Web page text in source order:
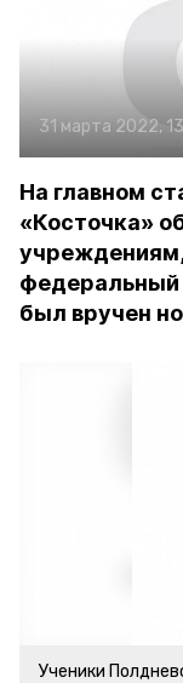
31 марта 2022,
На главном
«Косточка»
федеральный
был вручен
Ученики